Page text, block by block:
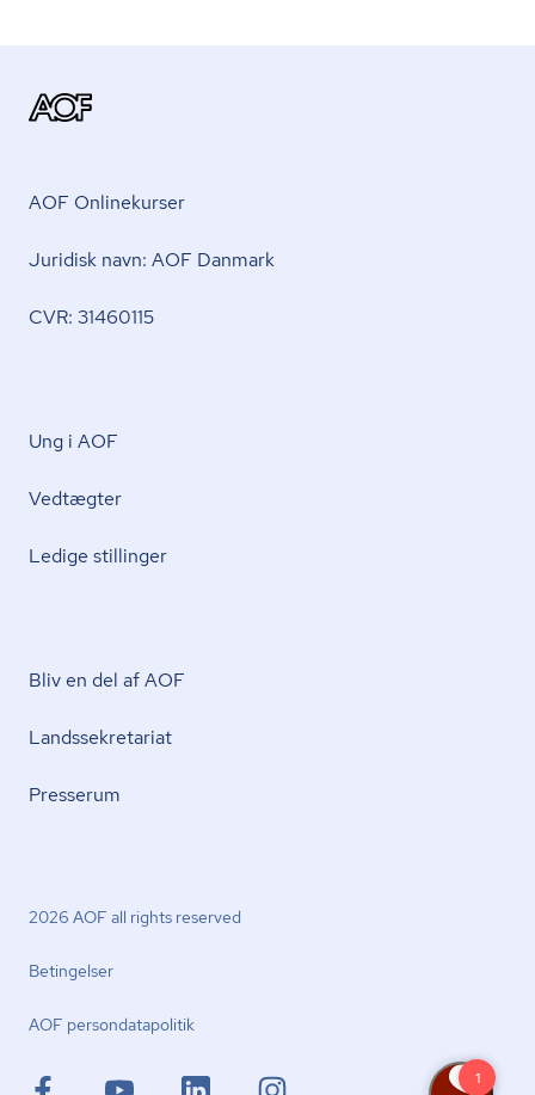
AOF Onlinekurser
Juridisk navn: AOF Danmark
CVR: 31460115
Ung i AOF
Vedtægter
Ledige stillinger
Bliv en del af AOF
Lands­se­kre­ta­ri­at
Presserum
2026 AOF all rights reserved
Betingelser
AOF per­son­da­ta­po­li­tik